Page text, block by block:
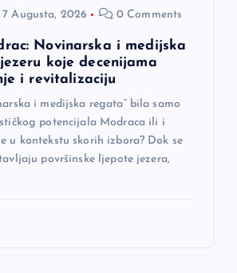
7 Augusta, 2026 0 Comments
Novinarska i medijska
koje decenijama
i revitalizaciju
i medijska regata“ bila samo
potencijala Modraca ili i
u kontekstu skorih izbora? Dok se
površinske ljepote jezera,